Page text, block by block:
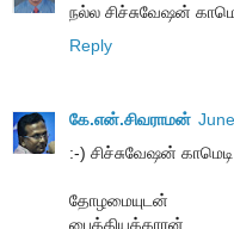
நல்ல சிச்சுவேஷன்
Reply
கே.என்.சிவராமன்
:-) சிச்சுவேஷன்
தோழமையுடன்
பைத்தியக்காரன்